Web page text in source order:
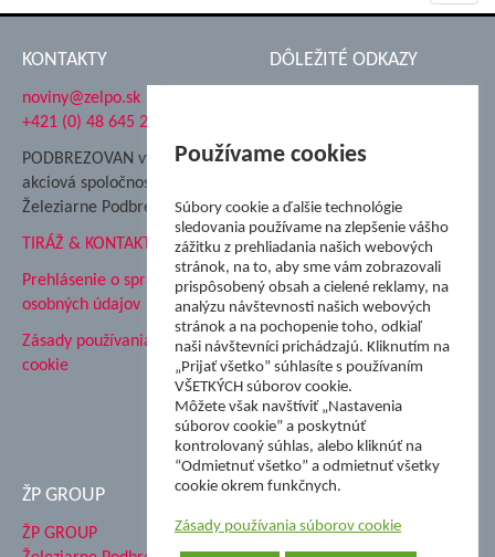
KONTAKTY
noviny@zelpo.sk
+421 (0) 48 645 2711
PODBREZOVAN vydáva
akciová spoločnosť
Železiarne Podbrezová
TIRÁŽ & KONTAKT
Prehlásenie o spracovaní
osobných údajov
Zásady používania súborov
cookie
DÔLEŽITÉ ODKAZY
Nadácia Železiarne
ŽP Informatika s.r.o.
ŠK Železiarne Podbrezová
Tále a.s.
ŽP GROUP
ŽP GROUP
Používame cookies
Súbory cookie a ďalšie technológie
sledovania používame na zlepšenie vášho
zážitku z prehliadania našich webových
stránok, na to, aby sme vám zobrazovali
prispôsobený obsah a cielené reklamy, na
analýzu návštevnosti našich webových
stránok a na pochopenie toho, odkiaľ
naši návštevníci prichádzajú. Kliknutím na
„Prijať všetko” súhlasíte s používaním
VŠETKÝCH súborov cookie.
Môžete však navštíviť „Nastavenia
súborov cookie” a poskytnúť
kontrolovaný súhlas, alebo kliknúť na
“Odmietnuť všetko” a odmietnuť všetky
cookie okrem funkčnych.
Zásady používania súborov cookie